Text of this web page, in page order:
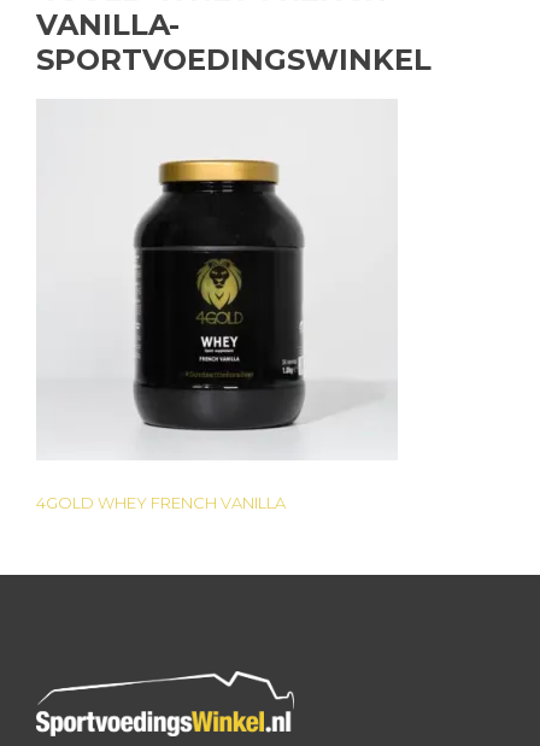
VANILLA-
SPORTVOEDINGSWINKEL
Bericht
navigatie
4GOLD WHEY FRENCH VANILLA